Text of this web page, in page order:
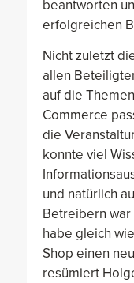
beantworten
erfolgreichen
Nicht zuletzt
allen
auf die
Commerce
die
konnte viel
und natürlich
Betreibern war
habe gleich
Shop einen
resümiert